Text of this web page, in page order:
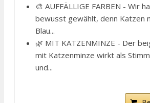
🎨 AUFFÄLLIGE FARBEN - Wir
bewusst gewählt, denn Katzen
Blau...
🌿 MIT KATZENMINZE - Der
mit Katzenminze wirkt als
und...